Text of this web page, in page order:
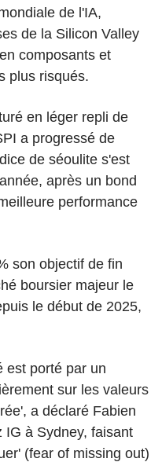
de l'IA,
de la Silicon Valley
composants et
plus risqués.
en léger repli de
a progressé de
de séoulite s'est
après un bond
performance
son objectif de fin
boursier majeur le
le début de 2025,
est porté par un
sur les valeurs
a déclaré Fabien
IG à Sydney, faisant
(fear of missing out)